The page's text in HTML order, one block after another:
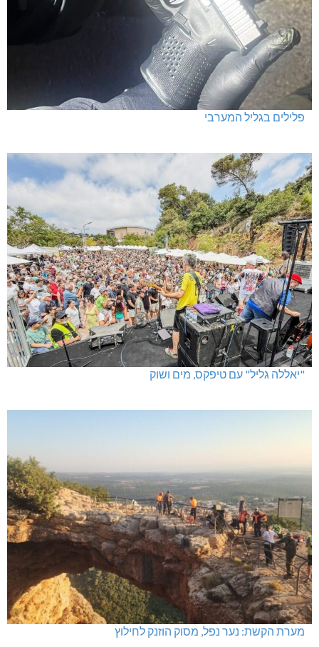
פלילים בגליל המערבי
"יאללה גליל" עם טיפקס, מים ושוק
מערת הקשת: נער נפל, מסוק הוזנק לחילוץ